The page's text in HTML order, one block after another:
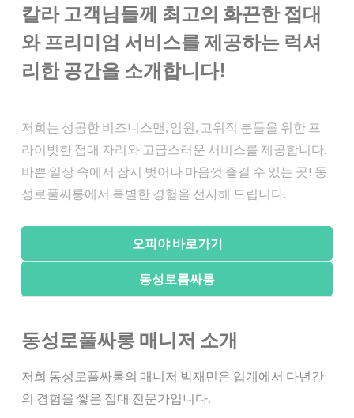
칼라 고객님들께 최고의 화끈한 접대
와 프리미엄 서비스를 제공하는 럭셔
리한 공간을 소개합니다!
저희는 성공한 비즈니스맨, 임원, 고위직 분들을 위한 프
라이빗한 접대 자리와 고급스러운 서비스를 제공합니다.
바쁜 일상 속에서 잠시 벗어나 마음껏 즐길 수 있는 곳! 동
성로풀싸롱에서 특별한 경험을 선사해 드립니다.
동성로풀싸롱 매니저 소개
저희 동성로풀싸롱의 매니저 박재민은 업계에서 다년간
의 경험을 쌓은 접대 전문가입니다.